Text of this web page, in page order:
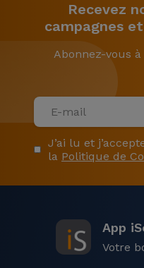
Recevez
campagnes
Abonnez-vous
J’ai lu et
la Politique de
App
Votre